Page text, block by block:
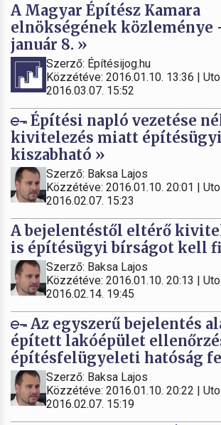
A Magyar Építész Kamara
elnökségének közleménye
január 8. »
Szerző: Építésijog.hu
Közzétéve: 2016.01.10. 13:36 |
2016.03.07. 15:52
Építési napló vezetése
kivitelezés miatt
kiszabható »
Szerző: Baksa Lajos
Közzétéve: 2016.01.10. 20:01 |
2016.02.07. 15:23
A bejelentéstől eltérő
is építésügyi bírságot kell
Szerző: Baksa Lajos
Közzétéve: 2016.01.10. 20:13 |
2016.02.14. 19:45
Az egyszerű bejelentés
épített lakóépület
építésfelügyeleti hatóság
Szerző: Baksa Lajos
Közzétéve: 2016.01.10. 20:22 |
2016.02.07. 15:19